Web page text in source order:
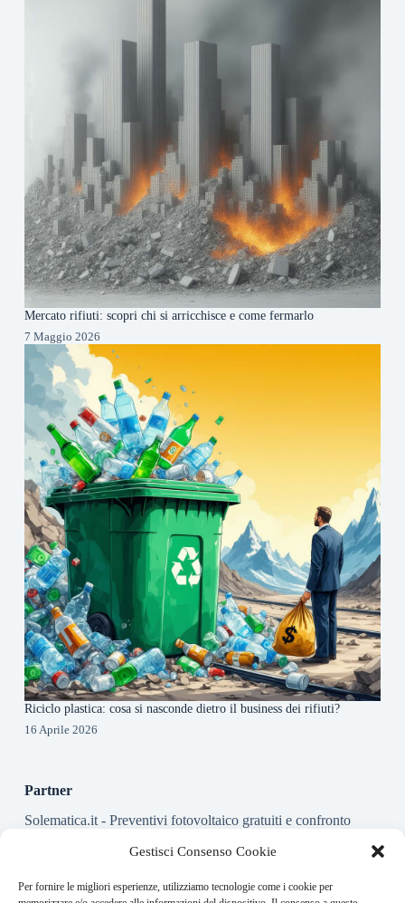
Gestisci Consenso Cookie
Per fornire le migliori esperienze, utilizziamo tecnologie come i cookie per
Mercato rifiuti: scopri chi si arricchisce e come fermarlo
7 Maggio 2026
Riciclo plastica: cosa si nasconde dietro il business dei rifiuti?
16 Aprile 2026
Partner
Solematica.it- Preventivi fotovoltaico gratuiti e confronto
About this website